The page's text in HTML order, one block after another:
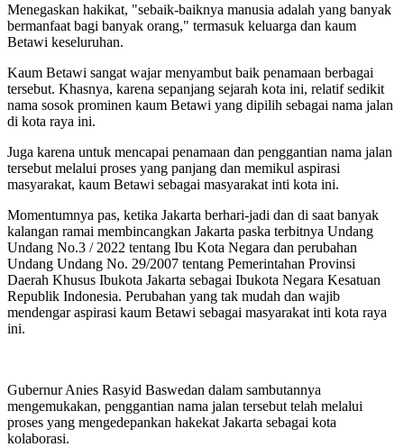
Menegaskan hakikat, "sebaik-baiknya manusia adalah yang banyak
bermanfaat bagi banyak orang," termasuk keluarga dan kaum
Betawi keseluruhan.
Kaum Betawi sangat wajar menyambut baik penamaan berbagai
tersebut. Khasnya, karena sepanjang sejarah kota ini, relatif sedikit
nama sosok prominen kaum Betawi yang dipilih sebagai nama jalan
di kota raya ini.
Juga karena untuk mencapai penamaan dan penggantian nama jalan
tersebut melalui proses yang panjang dan memikul aspirasi
masyarakat, kaum Betawi sebagai masyarakat inti kota ini.
Momentumnya pas, ketika Jakarta berhari-jadi dan di saat banyak
kalangan ramai membincangkan Jakarta paska terbitnya Undang
Undang No.3 / 2022 tentang Ibu Kota Negara dan perubahan
Undang Undang No. 29/2007 tentang Pemerintahan Provinsi
Daerah Khusus Ibukota Jakarta sebagai Ibukota Negara Kesatuan
Republik Indonesia. Perubahan yang tak mudah dan wajib
mendengar aspirasi kaum Betawi sebagai masyarakat inti kota raya
ini.
Gubernur Anies Rasyid Baswedan dalam sambutannya
mengemukakan, penggantian nama jalan tersebut telah melalui
proses yang mengedepankan hakekat Jakarta sebagai kota
kolaborasi.